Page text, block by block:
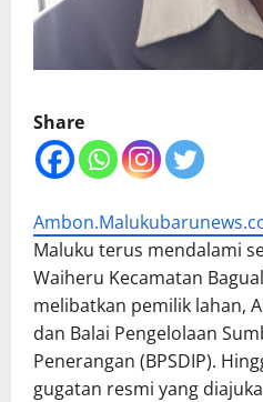
Share
Maluku terus mendalami
Waiheru Kecamatan
melibatkan pemilik lahan,
dan Balai Pengelolaan
Penerangan (BPSDIP).
gugatan resmi yang